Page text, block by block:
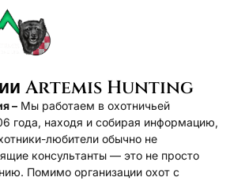
Artemis Hunting
– Мы работаем в охотничьей
года, находя и собирая информацию,
любители обычно не
консультанты — это не просто
Помимо организации охот с